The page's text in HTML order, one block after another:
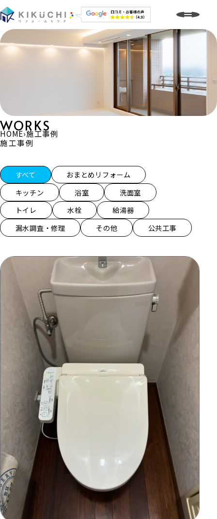
WORKS
施工事例
HOME›施工事例
施工事例一覧
すべて
おまとめリフォーム
キッチン
浴室
洗面室
トイレ
水栓
給湯器
漏水調査・修理
その他 公共工事